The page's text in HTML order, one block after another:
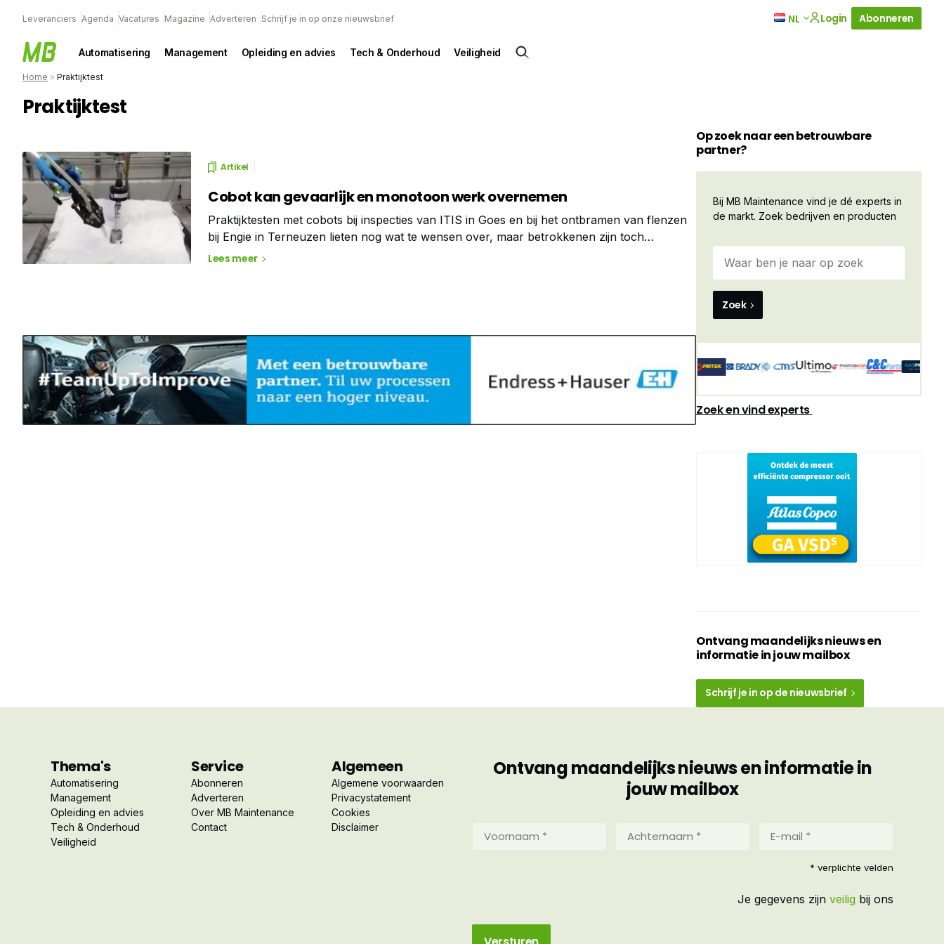
Leveranciers Agenda Vacatures Magazine Adverteren Schrijf je in op onze nieuwsbrief NL Login Abonneren
Automatisering Management Opleiding en advies Tech & Onderhoud Veiligheid
Home » Praktijktest
Praktijktest
Artikel
Cobot kan gevaarlijk en ­monotoon werk overnemen
Praktijktesten met cobots bij inspecties van ITIS in Goes en bij het ontbramen van flenzen
bij Engie in Terneuzen lieten nog wat te wensen over, maar betrokkenen zijn toch
enthousiast: “Een cobot kan het vervelende, gevaarlijke en ­repeterende werk overnemen.
Lees meer
Op zoek naar een betrouwbare
partner?
Bij MB Maintenance vind je dé experts in
de markt. Zoek bedrijven en producten
Zoek
Zoek en vind experts
Ontvang maandelijks nieuws en
informatie in jouw mailbox
Schrijf je in op de nieuwsbrief
Thema's
Automatisering
Management
Opleiding en advies
Tech & Onderhoud
Veiligheid
Service
Abonneren
Adverteren
Over MB Maintenance
Contact
Algemeen
Algemene voorwaarden
Privacystatement
Cookies
Disclaimer
Ontvang maandelijks nieuws en informatie in
jouw mailbox
Achternaam
mail
* verplichte velden
Je gegevens zijn veilig bij ons